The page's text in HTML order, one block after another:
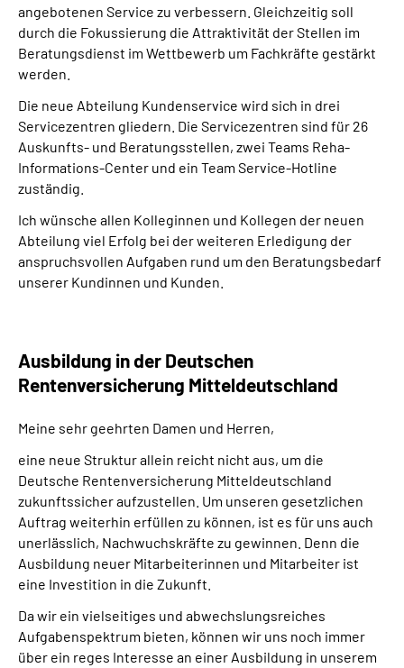
angebotenen Service zu verbessern. Gleichzeitig soll
durch die Fokussierung die Attraktivität der Stellen im
Beratungsdienst im Wettbewerb um Fachkräfte gestärkt
werden.
Die neue Abteilung Kundenservice wird sich in drei
Servicezentren gliedern. Die Servicezentren sind für 26
Auskunfts- und Beratungsstellen, zwei Teams Reha-
Informations-Center und ein Team Service-Hotline
zuständig.
Ich wünsche allen Kolleginnen und Kollegen der neuen
Abteilung viel Erfolg bei der weiteren Erledigung der
anspruchsvollen Aufgaben rund um den Beratungsbedarf
unserer Kundinnen und Kunden.
Ausbildung in der Deutschen
Rentenversicherung Mitteldeutschland
Meine sehr geehrten Damen und Herren,
eine neue Struktur allein reicht nicht aus, um die
Deutsche Rentenversicherung Mitteldeutschland
zukunftssicher aufzustellen. Um unseren gesetzlichen
Auftrag weiterhin erfüllen zu können, ist es für uns auch
unerlässlich, Nachwuchskräfte zu gewinnen. Denn die
Ausbildung neuer Mitarbeiterinnen und Mitarbeiter ist
eine Investition in die Zukunft.
Da wir ein vielseitiges und abwechslungsreiches
Aufgabenspektrum bieten, können wir uns noch immer
über ein reges Interesse an einer Ausbildung in unserem